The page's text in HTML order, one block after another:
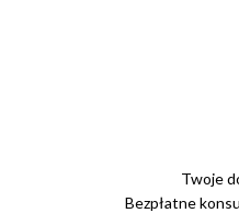
Twoje
Bezpłatne